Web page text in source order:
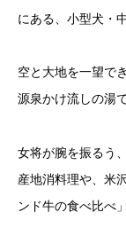
にある、小型犬・
空と大地を一望で
源泉かけ流しの湯
女将が腕を振るう
産地消料理や、米
ンド牛の食べ比べ